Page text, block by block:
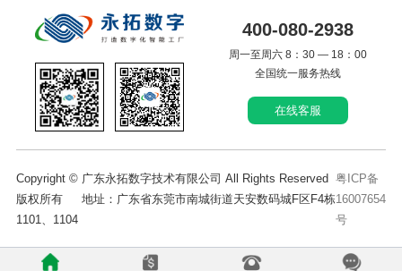
400-080-2938
周一至周六 8：30 — 18：00
全国统一服务热线
在线客服
Copyright © 广东永拓数字技术有限公司 All Rights Reserved
版权所有 地址：广东省东莞市南城街道天安数码城F区F4栋
1101、1104
粤ICP备
16007654
号